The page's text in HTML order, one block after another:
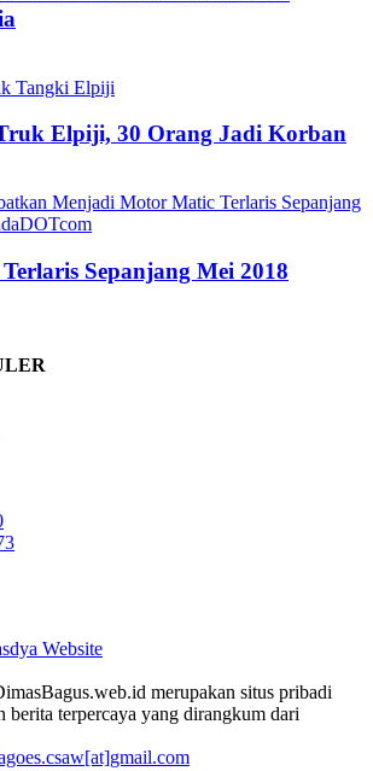
Elpiji, 30 Orang Jadi Korban
Sepanjang Mei 2018
merupakan situs pribadi
berita terpercaya yang dirangkum dari